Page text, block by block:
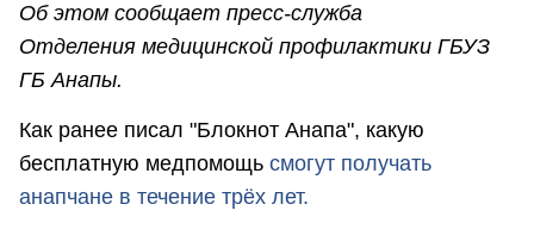
Об этом сообщает пресс-служба
Отделения медицинской профилактики ГБУЗ
ГБ Анапы.
Как ранее писал "Блокнот Анапа", какую
бесплатную медпомощь смогут получать
анапчане в течение трёх лет.